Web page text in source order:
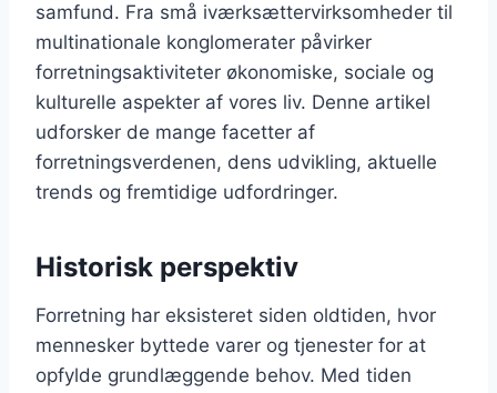
samfund. Fra små iværksættervirksomheder til
multinationale konglomerater påvirker
forretningsaktiviteter økonomiske, sociale og
kulturelle aspekter af vores liv. Denne artikel
udforsker de mange facetter af
forretningsverdenen, dens udvikling, aktuelle
trends og fremtidige udfordringer.
Historisk perspektiv
Forretning har eksisteret siden oldtiden, hvor
mennesker byttede varer og tjenester for at
opfylde grundlæggende behov. Med tiden